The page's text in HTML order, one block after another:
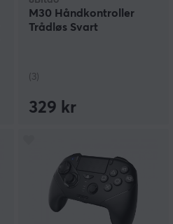
M30 Håndkontroller
Trådløs Svart
(3)
329 kr